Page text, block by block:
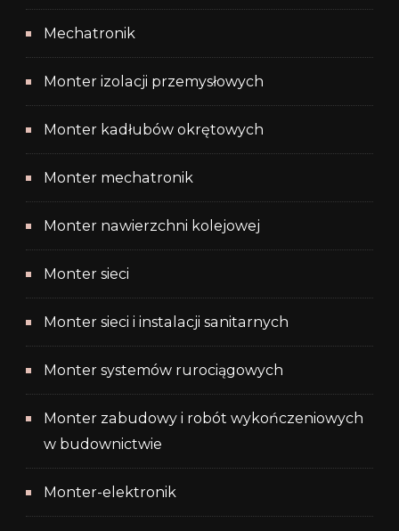
Mechatronik
Monter izolacji przemysłowych
Monter kadłubów okrętowych
Monter mechatronik
Monter nawierzchni kolejowej
Monter sieci
Monter sieci i instalacji sanitarnych
Monter systemów rurociągowych
Monter zabudowy i robót wykończeniowych
w budownictwie
Monter-elektronik